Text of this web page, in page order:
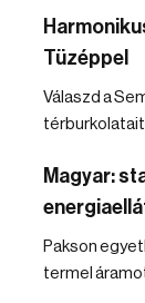
Tüzéppel
Válaszd a
Magyar:
Pakson
termel